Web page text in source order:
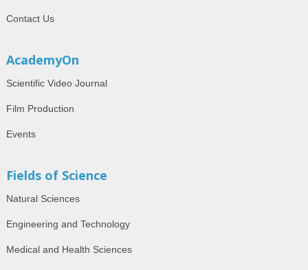
Contact Us
AcademyOn
Scientific Video Journal
Film Production
Events
Fields of Science
Natural Sciences
Engineering and Technology
Medical and Health Sciences